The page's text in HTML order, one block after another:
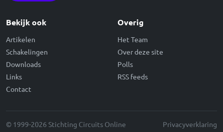
Bekijk ook
Artikelen
Schakelingen
Downloads
Links
Contact
Overig
Het Team
Over deze site
Polls
RSS feeds
© 1999-2026 Stichting Circuits Online Privacyverklaring